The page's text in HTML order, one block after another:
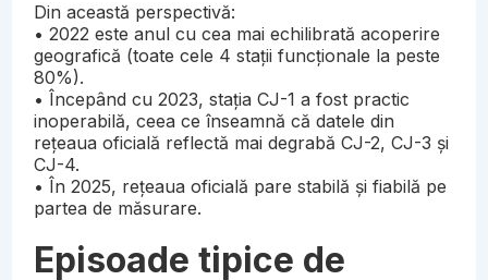
Din această perspectivă:
• 2022 este anul cu cea mai echilibrată acoperire
geografică (toate cele 4 stații funcționale la peste
80%).
• Începând cu 2023, stația CJ-1 a fost practic
inoperabilă, ceea ce înseamnă că datele din
rețeaua oficială reflectă mai degrabă CJ-2, CJ-3 și
CJ-4.
• În 2025, rețeaua oficială pare stabilă și fiabilă pe
partea de măsurare.
Episoade tipice de